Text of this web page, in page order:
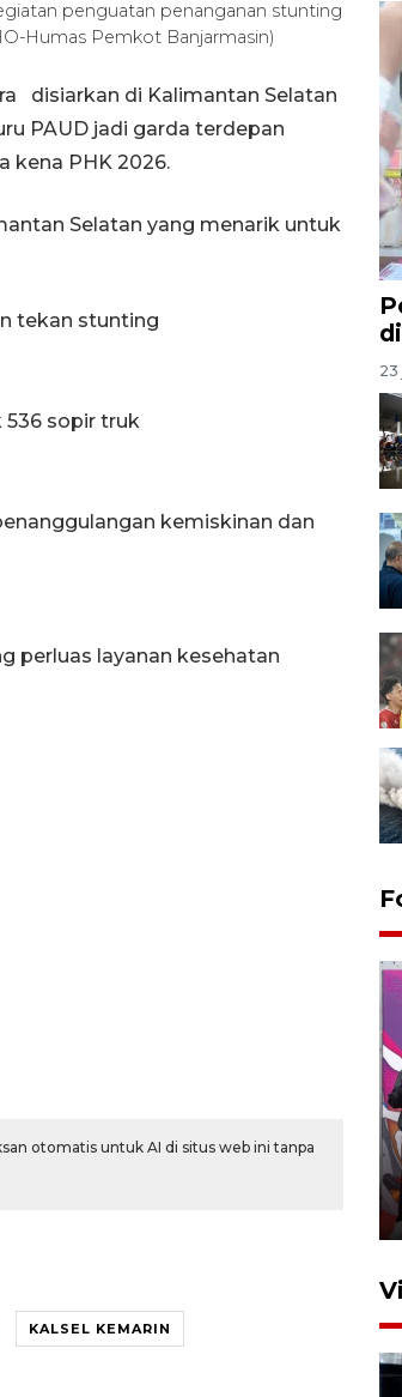
penguatan penanganan stunting
Humas Pemkot Banjarmasin)
disiarkan di Kalimantan Selatan
PAUD jadi garda terdepan
kena PHK 2026.
Selatan yang menarik untuk
tekan stunting
536 sopir truk
kemiskinan dan
perluas layanan kesehatan
otomatis untuk AI di situs web ini tanpa
KALSEL KEMARIN
23
Turnamen Sepak